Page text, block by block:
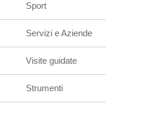
Sport
Servizi e Aziende
Visite guidate
Strumenti